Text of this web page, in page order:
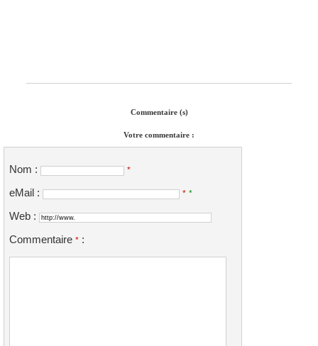
Commentaire (s)
Votre commentaire :
Nom : *
eMail : * *
Web :
Commentaire * :